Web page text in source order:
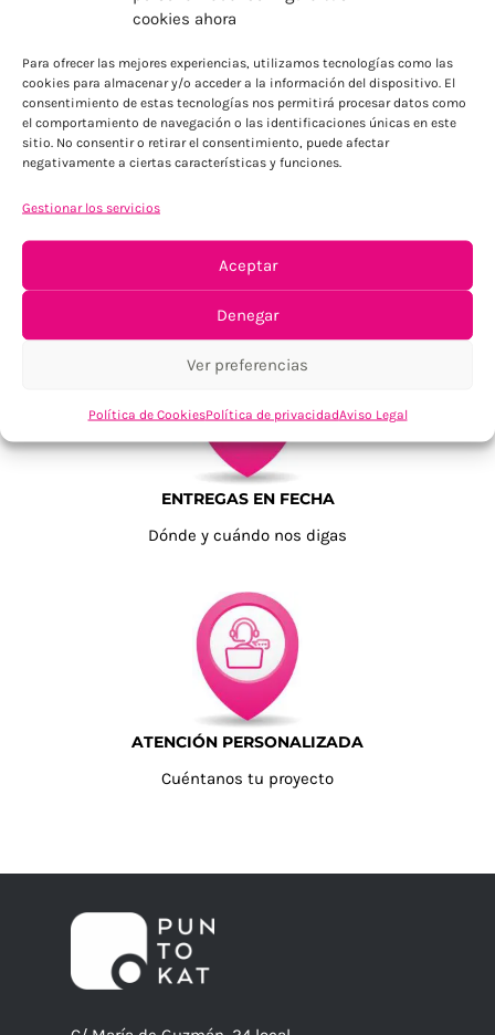
cookies ahora
Para ofrecer las mejores experiencias, utilizamos tecnologías como las
cookies para almacenar y/o acceder a la información del dispositivo. El
consentimiento de estas tecnologías nos permitirá procesar datos como
el comportamiento de navegación o las identificaciones únicas en este
sitio. No consentir o retirar el consentimiento, puede afectar
negativamente a ciertas características y funciones.
Gestionar los servicios
Aceptar
Denegar
Ver preferencias
Política de CookiesPolítica de privacidadAviso Legal
ENVÍOS ECONÓMICOS
TU SATISFACCIÓN = LA NUESTRA
Tu confianza, nuestro objetivo
ENTREGAS EN FECHA
Dónde y cuándo nos digas
ATENCIÓN PERSONALIZADA
Cuéntanos tu proyecto